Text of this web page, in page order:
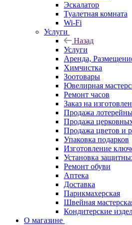
Эскалатор
Туалетная комната
Wi-Fi
Услуги
Назад
Услуги
Аренда,
Химчистка
Зоотовары
Ювелирная
Ремонт часов
Заказ на
Продажа
Продажа
Продажа цветов и
Упаковка подарков
Изготовление
Установка
Ремонт обуви
Аптека
Доставка
Парикмахерская
Швейная
Кондитерские
О магазине